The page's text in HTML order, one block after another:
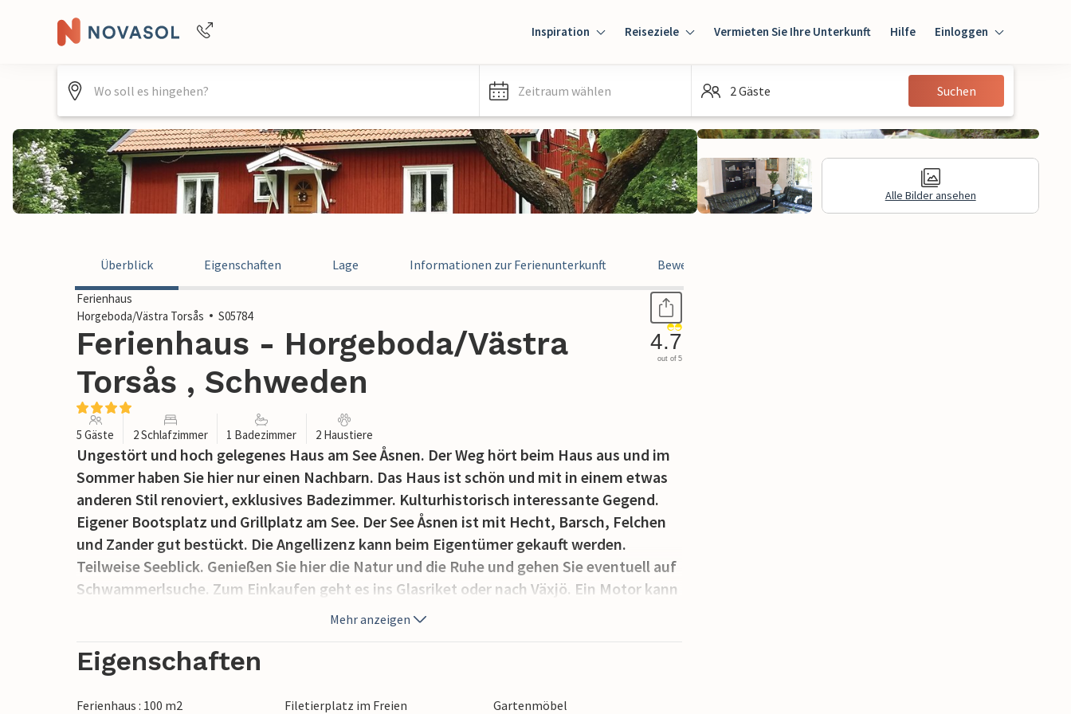
+4940688715475
Inspiration Reiseziele Vermieten Sie Ihre Unterkunft Hilfe Einloggen
Einloggen
Gast
Zeitraum wählen 2 Gäste Suchen
Alle Bilder ansehen
Überblick Eigenschaften Lage Informationen zur Ferienunterkunft Bewertungen
Ferienhaus
Horgeboda/Västra Torsås
S05784
Ferienhaus - Horgeboda/Västra
Torsås , Schweden
4.7
out of 5
5 Gäste 2 Schlafzimmer 1 Badezimmer 2 Haustiere
Ungestört und hoch gelegenes Haus am See Åsnen. Der Weg hört beim Haus aus und im
Sommer haben Sie hier nur einen Nachbarn. Das Haus ist schön und mit in einem etwas
anderen Stil renoviert, exklusives Badezimmer. Kulturhistorisch interessante Gegend.
Eigener Bootsplatz und Grillplatz am See. Der See Åsnen ist mit Hecht, Barsch, Felchen
und Zander gut bestückt. Die Angellizenz kann beim Eigentümer gekauft werden.
Teilweise Seeblick. Genießen Sie hier die Natur und die Ruhe und gehen Sie eventuell auf
Schwammerlsuche. Zum Einkaufen geht es ins Glasriket oder nach Växjö. Ein Motor kann
in der Nähe vom Haus gemietet werden. Sie können Fischadler, Seeadler und
Der Eigentümer erzählt: Der Hof Horgeboda Gård ist sehr idyllisch gelegen, ein
geschichtsträchtiger Hof mitten im schönen Småland. Der Hof liegt auf einem privaten
Naturschutzgebiet, das die Eigentümerfamilie zu einem Naturparadies entwickelt hat.
Mehr anzeigen
Eigenschaften
Ferienhaus : 100 m2 Filetierplatz im Freien
Gartenmöbel